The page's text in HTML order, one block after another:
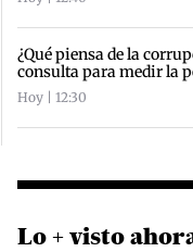
¿Qué piensa de la
consulta para medir la
Hoy | 12:30
Lo + visto